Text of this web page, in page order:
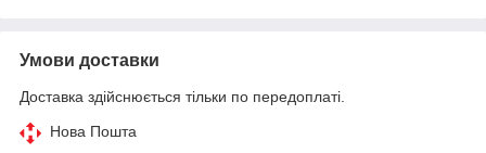
Умови доставки
Доставка здійснюється тільки по передоплаті.
Нова Пошта